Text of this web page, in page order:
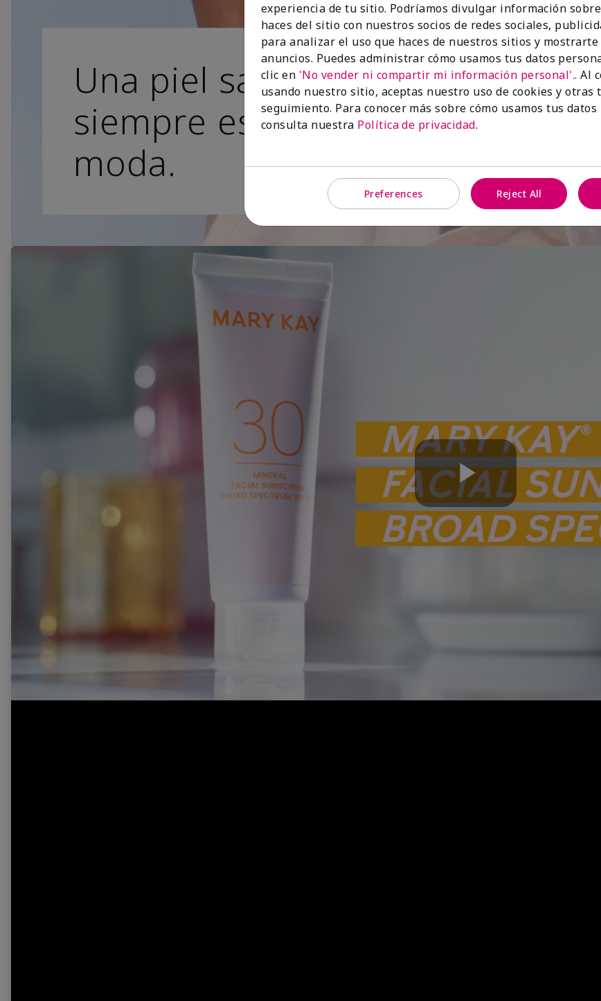
Una piel sana
siempre está de
moda.
Play
experiencia de tu sitio. Podríamos divulgar información
haces del sitio con nuestros socios de redes sociales,
para analizar el uso que haces de nuestros sitios y
anuncios. Puedes administrar cómo usamos tus datos
clic en 'No vender ni compartir mi información personal'.. Al
usando nuestro sitio, aceptas nuestro uso de cookies y otras
seguimiento. Para conocer más sobre cómo usamos tus
consulta nuestra Política de privacidad.
Preferences Reject All